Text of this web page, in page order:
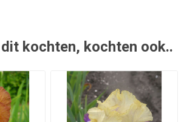
kochten, kochten ook..